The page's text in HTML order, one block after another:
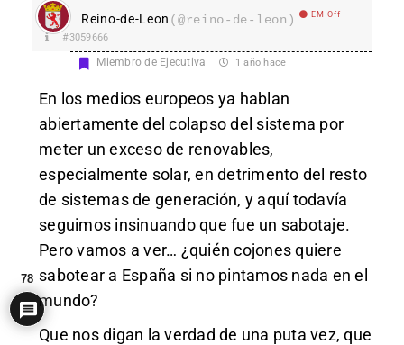
Reino-de-Leon (@reino-de-leon) EM Off
#3059666
Miembro de Ejecutiva 1 año hace
En los medios europeos ya hablan
abiertamente del colapso del sistema por
meter un exceso de renovables,
especialmente solar, en detrimento del resto
de sistemas de generación, y aquí todavía
seguimos insinuando que fue un sabotaje.
Pero vamos a ver… ¿quién cojones quiere
sabotear a España si no pintamos nada en el
mundo?
Que nos digan la verdad de una puta vez, que
78